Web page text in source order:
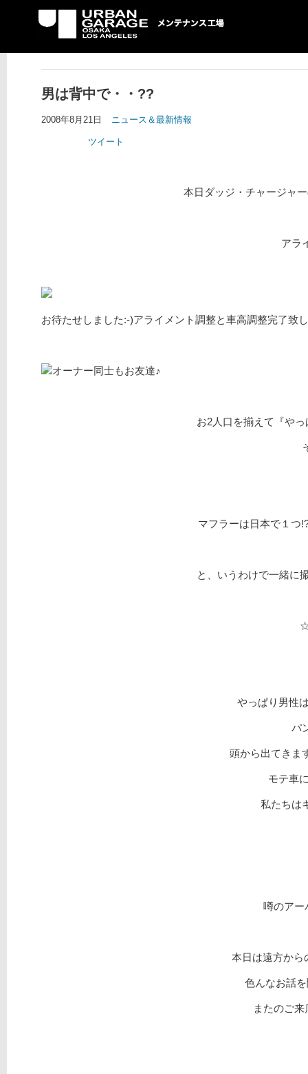
UG メンテナンス工場
男は背中で・・??
2008年8月21日 ニュース＆最新情報
ツイート
本日ダッジ・チャージャ
アラ
お待たせしました:-)アライメント調整と車高調整完了致
オーナー同士もお友達♪
お2人口を揃えて『や
マフラーは日本で１つ
と、いうわけで一緒に
やっぱり男性
パ
頭から出てきま
モテ車
私たちは
噂のア
本日は遠方から
色んなお話
またのご